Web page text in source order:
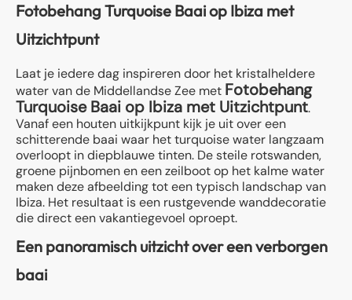
Fotobehang Turquoise Baai op Ibiza met
Uitzichtpunt
Laat je iedere dag inspireren door het kristalheldere
water van de Middellandse Zee met Fotobehang
Turquoise Baai op Ibiza met Uitzichtpunt.
Vanaf een houten uitkijkpunt kijk je uit over een
schitterende baai waar het turquoise water langzaam
overloopt in diepblauwe tinten. De steile rotswanden,
groene pijnbomen en een zeilboot op het kalme water
maken deze afbeelding tot een typisch landschap van
Ibiza. Het resultaat is een rustgevende wanddecoratie
die direct een vakantiegevoel oproept.
Een panoramisch uitzicht over een verborgen
baai